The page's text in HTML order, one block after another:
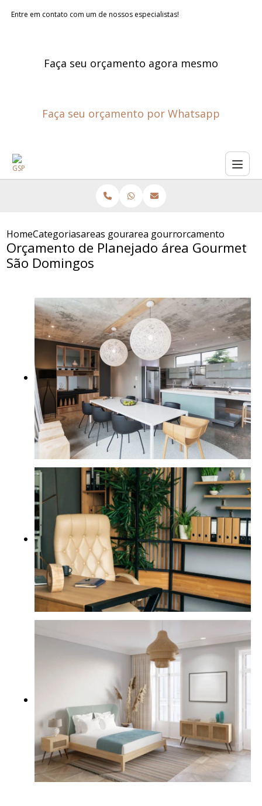
Entre em contato com um de nossos especialistas!
Faça seu orçamento agora mesmo
Faça seu orçamento por Whatsapp
HomeCategoriasareas gourmet planejadas
area gourmet planejada
orcamento de
Orçamento de Planejado área Gourmet
São Domingos